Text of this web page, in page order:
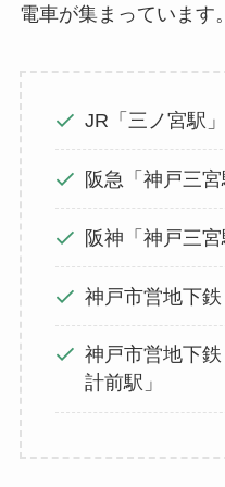
電車が集まっています。
JR「三ノ宮駅」
阪急「神戸三宮
阪神「神戸三宮
神戸市営地下鉄
神戸市営地下
計前駅」